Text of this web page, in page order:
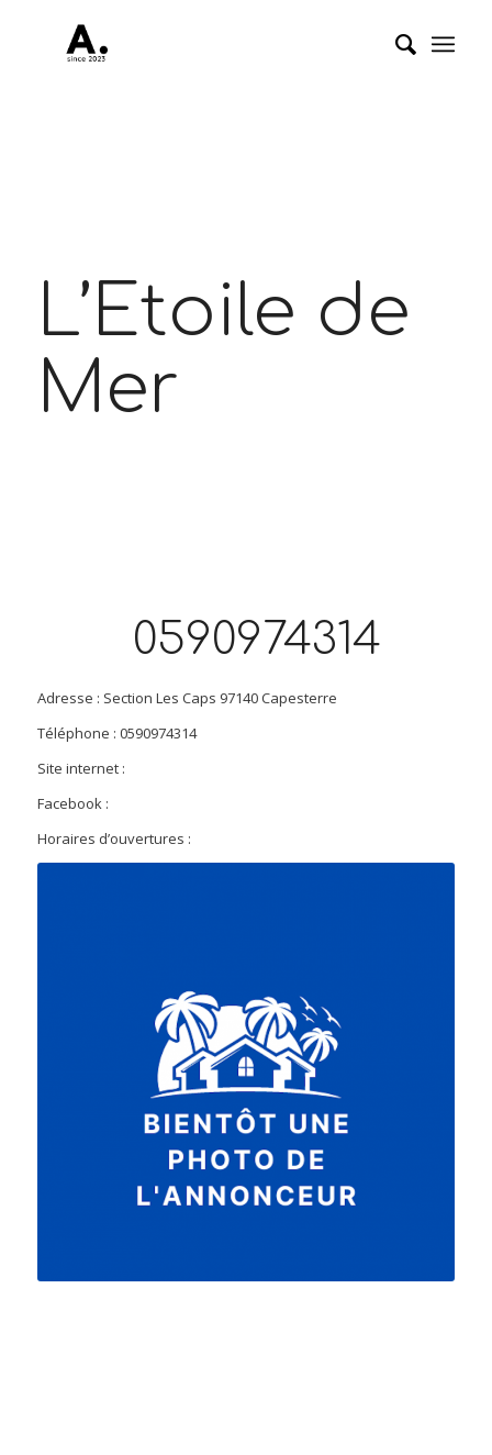
L’Etoile de
Mer
0590974314
Adresse : Section Les Caps 97140 Capesterre
Téléphone : 0590974314
Site internet :
Facebook :
Horaires d’ouvertures :